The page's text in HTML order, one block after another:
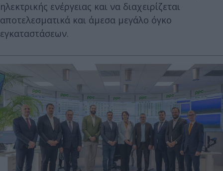
ηλεκτρικής ενέργειας και να διαχειρίζεται
αποτελεσματικά και άμεσα μεγάλο όγκο
εγκαταστάσεων.